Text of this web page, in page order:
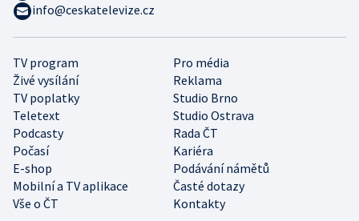
TV program
Pro média
Živé vysílání
Reklama
TV poplatky
Studio Brno
Teletext
Studio Ostrava
Podcasty
Rada ČT
Počasí
Kariéra
E-shop
Podávání námětů
Mobilní a TV aplikace
Časté dotazy
Vše o ČT
Kontakty
info@ceskatelevize.cz